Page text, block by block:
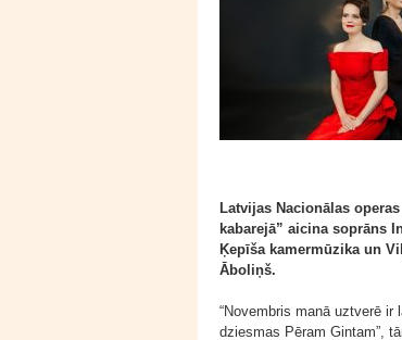
Latvijas Nacionālas
kabarejā” aicina soprāns
Ķepīša kamermūzika un
Āboliņš.
“Novembris manā uztverē
dziesmas Pēram Gintam”,